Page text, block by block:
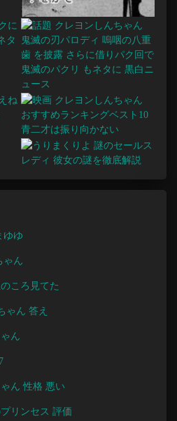
ゆゆ
ゃん
ころ見てた
ゃん 答え
ん
ん 性格 悪い
リンセス 評価